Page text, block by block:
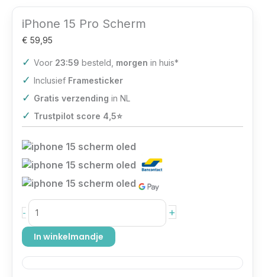
iPhone 15 Pro Scherm
€ 59,95
✓ Voor 23:59 besteld, morgen in huis*
✓ Inclusief Framesticker
✓ Gratis verzending in NL
✓ Trustpilot score 4,5⭐️
- +
In winkelmandje